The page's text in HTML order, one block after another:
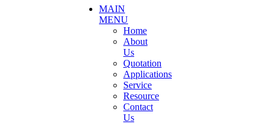
MAIN
MENU
Home
About
Us
Quotation
Applications
Service
Resource
Contact
Us